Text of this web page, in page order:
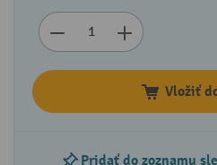
Vložiť
Pridať do zoznamu